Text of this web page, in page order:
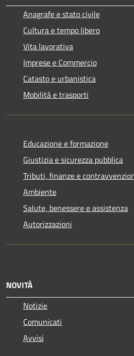
Anagrafe e stato civile
Cultura e tempo libero
Vita lavorativa
Imprese e Commercio
Catasto e urbanistica
Mobilità e trasporti
Educazione e formazione
Giustizia e sicurezza pubblica
Tributi, finanze e
Ambiente
Salute, benessere e assistenza
Autorizzazioni
NOVITÀ
Notizie
Comunicati
Avvisi